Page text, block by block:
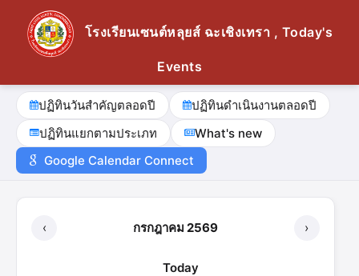
โรงเรียนเซนต์หลุยส์ ฉะเชิงเทรา , Today's
Events
ปฏิทินวันสำคัญตลอดปี
ปฏิทินดำเนินงานตลอดปี
ปฏิทินแยกตามประเภท
What's new
Google Calendar Connect
‹ กรกฎาคม 2569 ›
Today